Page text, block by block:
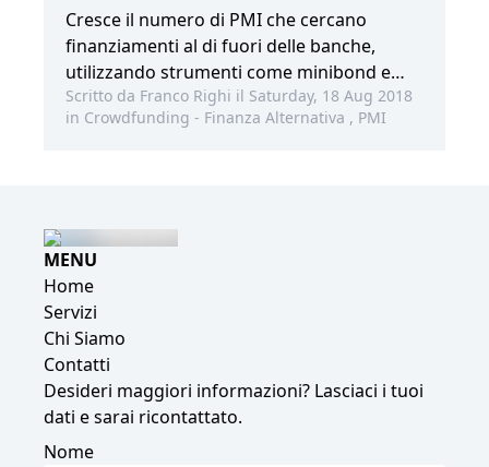
Cresce il numero di PMI che cercano
finanziamenti al di fuori delle banche,
utilizzando strumenti come minibond e
peer to peer lending
Scritto da Franco Righi il Saturday, 18 Aug 2018
in Crowdfunding - Finanza Alternativa , PMI
MENU
Home
Servizi
Chi Siamo
Contatti
Desideri maggiori informazioni? Lasciaci i tuoi
dati e sarai ricontattato.
Nome